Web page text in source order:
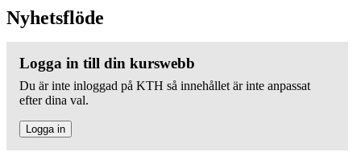
Nyhetsflöde
Logga in till din kurswebb
Du är inte inloggad på KTH så innehållet är inte anpassat
efter dina val.
Logga in